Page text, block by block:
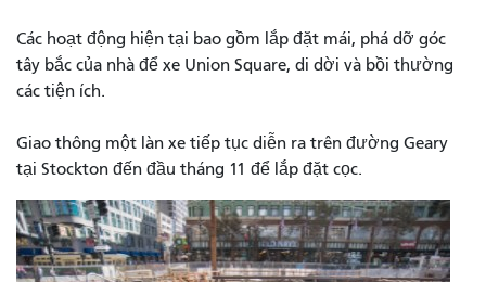
Các hoạt động hiện tại bao gồm lắp đặt mái, phá dỡ góc
tây bắc của nhà để xe Union Square, di dời và bồi thường
các tiện ích.
Giao thông một làn xe tiếp tục diễn ra trên đường Geary
tại Stockton đến đầu tháng 11 để lắp đặt cọc.